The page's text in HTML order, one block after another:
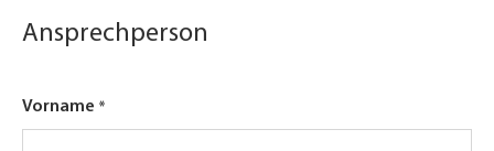
Ansprechperson
Vorname